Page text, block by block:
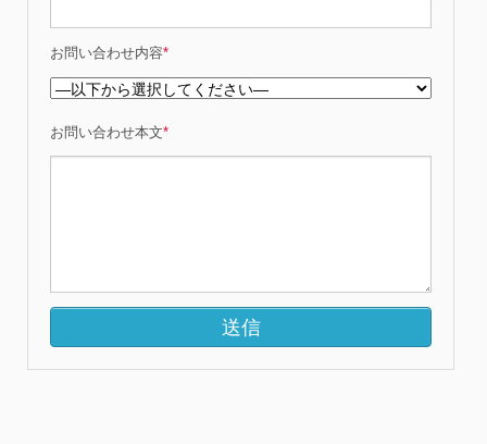
お問い合わせ内容*
お問い合わせ本文*